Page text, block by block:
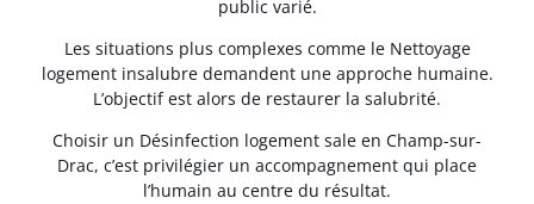
public varié.
Les situations plus complexes comme le Nettoyage
logement insalubre demandent une approche humaine.
L’objectif est alors de restaurer la salubrité.
Choisir un Désinfection logement sale en Champ-sur-
Drac, c’est privilégier un accompagnement qui place
l’humain au centre du résultat.